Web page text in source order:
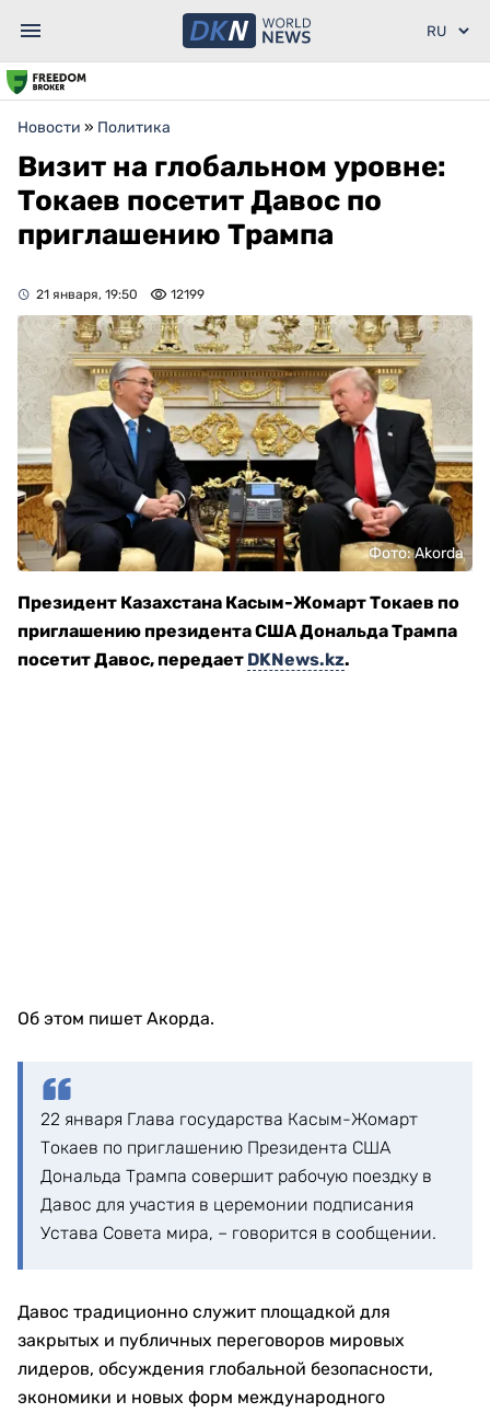
Новости » Политика
Визит на глобальном уровне:
Токаев посетит Давос по
приглашению Трампа
21 января, 19:50 12199
Фото: Akorda
Президент Казахстана Касым-Жомарт Токаев по
приглашению президента США Дональда Трампа
посетит Давос, передает DKNews.kz.
Об этом пишет Акорда.
22 января Глава государства Касым-Жомарт
Токаев по приглашению Президента США
Дональда Трампа совершит рабочую поездку в
Давос для участия в церемонии подписания
Устава Совета мира, – говорится в сообщении.
Давос традиционно служит площадкой для
закрытых и публичных переговоров мировых
лидеров, обсуждения глобальной безопасности,
экономики и новых форм международного